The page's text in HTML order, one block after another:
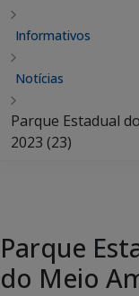
Informativos
Notícias
Parque Estadual
2023 (23)
Parque
do Meio